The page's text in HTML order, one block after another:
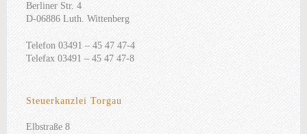
Berliner Str. 4
D-06886 Luth. Wittenberg
Telefon 03491 – 45 47 47-4
Telefax 03491 – 45 47 47-8
Steuerkanzlei Torgau
Elbstraße 8